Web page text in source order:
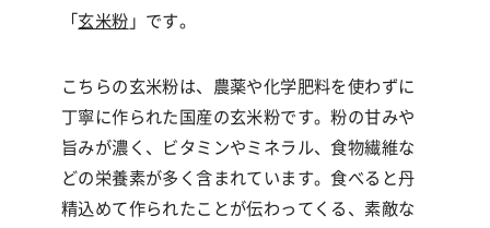
「 玄米粉 」です。
こちらの玄米粉は、農薬や化学肥料を使わずに
丁寧に作られた国産の玄米粉です。粉の甘みや
旨みが濃く、ビタミンやミネラル、食物繊維な
どの栄養素が多く含まれています。食べると丹
精込めて作られたことが伝わってくる、素敵な